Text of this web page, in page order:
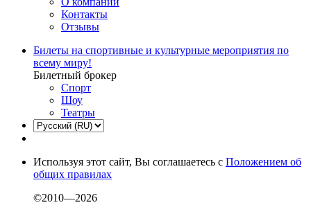
Контакты
Отзывы
Билеты на спортивные и культурные мероприятия по
всему миру!
Билетный брокер
Спорт
Шоу
Театры
Используя этот сайт, Вы соглашаетесь с Положением об
общих правилах
©2010—2026